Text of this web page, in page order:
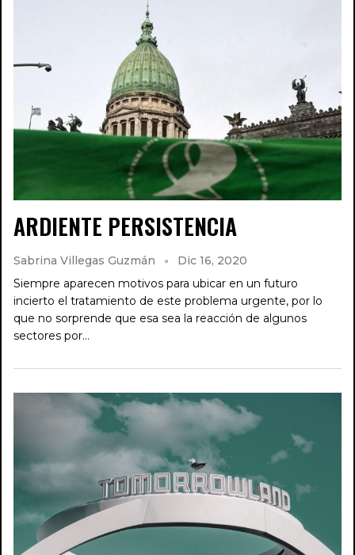
ARDIENTE PERSISTENCIA
Sabrina Villegas Guzmán
Dic 16, 2020
Siempre aparecen motivos para ubicar en un futuro
incierto el tratamiento de este problema urgente, por lo
que no sorprende que esa sea la reacción de algunos
sectores por…